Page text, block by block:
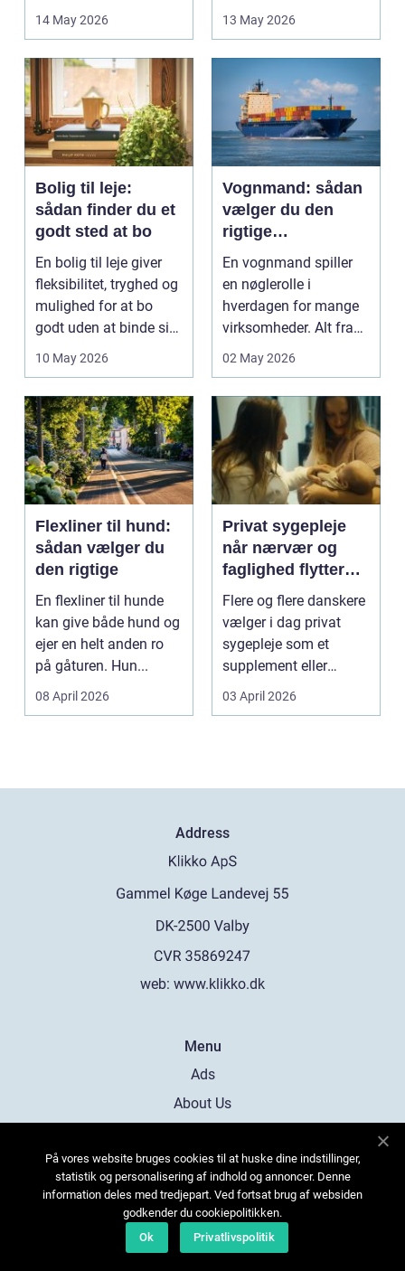
Flere ønsker at sæn...
14 May 2026
terrasse eller
gårdsplads både pæn
og pra...
13 May 2026
Bolig til leje:
sådan finder du et
godt sted at bo
En bolig til leje giver
fleksibilitet, tryghed og
mulighed for at bo
godt uden at binde sig
ø...
10 May 2026
Vognmand: sådan
vælger du den
rigtige
samarbejdspartner
En vognmand spiller
en nøglerolle i
hverdagen for mange
virksomheder. Alt fra
byggematerialer...
02 May 2026
Flexliner til hund:
sådan vælger du
den rigtige
En flexliner til hunde
kan give både hund og
ejer en helt anden ro
på gåturen. Hun...
08 April 2026
Privat sygepleje
når nærvær og
faglighed flytter
hjem i stuen
Flere og flere danskere
vælger i dag privat
sygepleje som et
supplement eller
alternativ til det off...
03 April 2026
Address
web: www.klikko.dk
Menu
Ads
About Us
Contact
Sitemap
På vores website bruges cookies til at huske dine indstillinger,
statistik og personalisering af indhold og annoncer. Denne
information deles med tredjepart. Ved fortsat brug af websiden
godkender du cookiepolitikken.
Ok
Privatlivspolitik